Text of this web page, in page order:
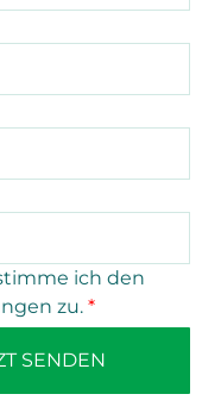
ich den
zu. *
SENDEN